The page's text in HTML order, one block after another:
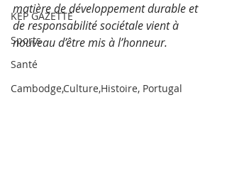
KEP GAZETTE
Sports
Santé
Cambodge,Culture,Histoire, Portugal
matière de développement durable et
de responsabilité sociétale vient à
nouveau d’être mis à l’honneur.